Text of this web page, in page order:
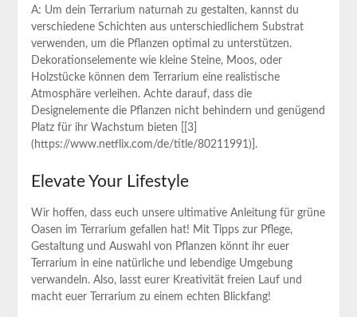
A: Um dein ‌Terrarium naturnah zu gestalten, kannst du
verschiedene Schichten aus​ unterschiedlichem Substrat
verwenden, um die Pflanzen optimal zu unterstützen.
Dekorationselemente wie⁢ kleine Steine, Moos, oder
Holzstücke können dem ‌Terrarium eine realistische
⁣Atmosphäre verleihen. Achte darauf, dass die
‌Designelemente die Pflanzen nicht behindern und genügend
Platz für ihr Wachstum bieten [[3]
(https://www.netflix.com/de/title/80211991)].
Elevate Your Lifestyle
Wir hoffen,‍ dass euch unsere ultimative ⁢Anleitung für grüne
Oasen im Terrarium gefallen hat! Mit Tipps zur Pflege,
Gestaltung und Auswahl von Pflanzen könnt⁢ ihr euer
Terrarium⁣ in eine natürliche und lebendige ⁣Umgebung⁢
verwandeln. Also, ‌lasst eurer Kreativität freien ⁢Lauf und
macht euer Terrarium zu‌ einem ⁤echten Blickfang!